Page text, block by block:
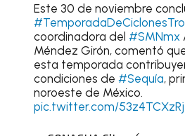
Este 30 de noviembre
coordinadora del #SMNmx
Méndez Girón, comentó
esta temporada
condiciones de #Sequía,
noroeste de México.
pic.twitter.com/53z4TCXzRj